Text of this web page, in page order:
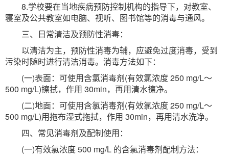
8.学校要在当地疾病预防控制机构的指导下，对教室、
寝室及公共教室如电脑、视听、图书馆等的消毒与通风。
三、日常清洁及预防性消毒：
以清洁为主，预防性消毒为辅，应避免过度消毒，受到
污染时随时进行清洁消毒。消毒方法如下：
(一)表面：可使用含氯消毒剂(有效氯浓度 250 mg/L～
500 mg/L)擦拭，作用 30min，再用清水擦净。
(二)地面：可使用含氯消毒剂(有效氯浓度 250 mg/L～
500 mg/L)用拖布湿式拖拭，作用 30min，再用清水洗净。
四、常见消毒剂及配制使用：
(一)有效氯浓度 500 mg/L 的含氯消毒剂配制方法：